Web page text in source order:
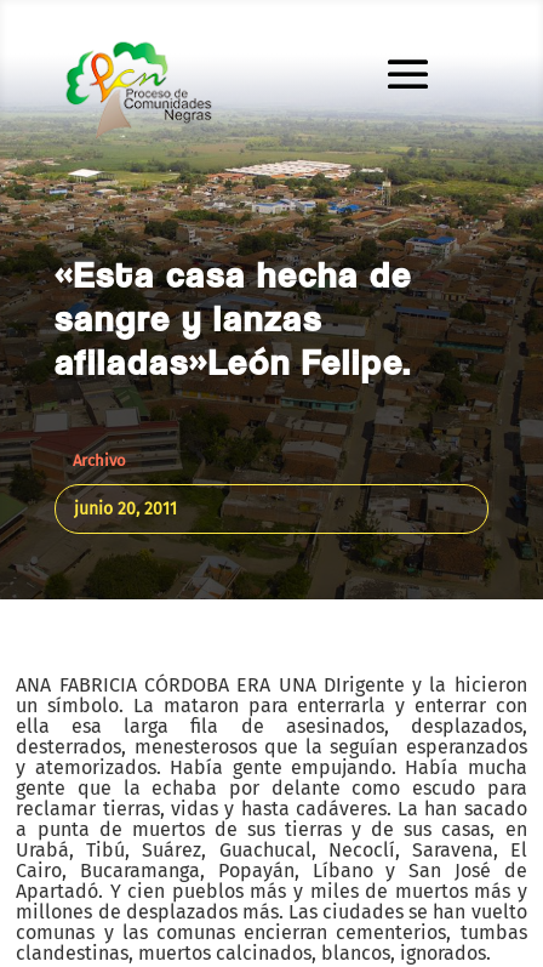
«Esta casa hecha de
sangre y lanzas
afiladas»León Felipe.
Archivo
junio 20, 2011
ANA FABRICIA CÓRDOBA ERA UNA DIrigente y la hicieron
un símbolo. La mataron para enterrarla y enterrar con
ella esa larga fila de asesinados, desplazados,
desterrados, menesterosos que la seguían esperanzados
y atemorizados. Había gente empujando. Había mucha
gente que la echaba por delante como escudo para
reclamar tierras, vidas y hasta cadáveres. La han sacado
a punta de muertos de sus tierras y de sus casas, en
Urabá, Tibú, Suárez, Guachucal, Necoclí, Saravena, El
Cairo, Bucaramanga, Popayán, Líbano y San José de
Apartadó. Y cien pueblos más y miles de muertos más y
millones de desplazados más. Las ciudades se han vuelto
comunas y las comunas encierran cementerios, tumbas
clandestinas, muertos calcinados, blancos, ignorados.